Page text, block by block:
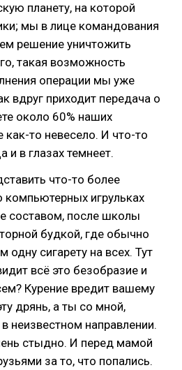
планету, на которой
мы в лице командования
решение уничтожить
такая возможность
операции мы уже
вдруг приходит передача о
около 60% наших
то невесело. И что-то
и в глазах темнеет.
что-то более
компьютерных игрульках
составом, после школы
будкой, где обычно
одну сигарету на всех. Тут
всё это безобразие и
Курение вредит вашему
дрянь, а ты со мной,
неизвестном направлении.
стыдно. И перед мамой
за то, что попались.